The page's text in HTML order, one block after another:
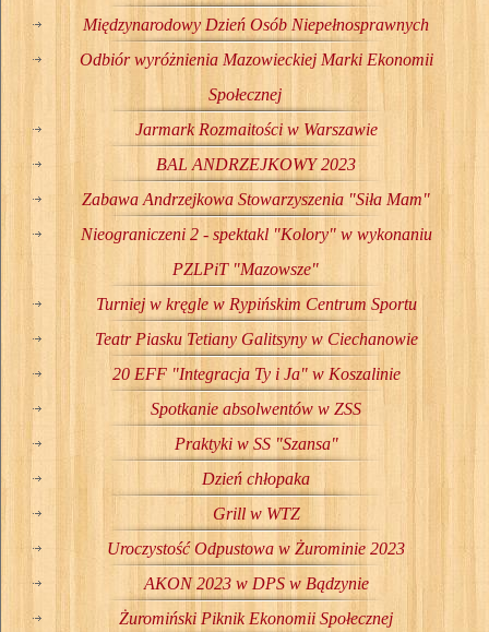
Międzynarodowy Dzień Osób Niepełnosprawnych
Odbiór wyróżnienia Mazowieckiej Marki Ekonomii
Społecznej
Jarmark Rozmaitości w Warszawie
BAL ANDRZEJKOWY 2023
Zabawa Andrzejkowa Stowarzyszenia "Siła Mam"
Nieograniczeni 2 - spektakl "Kolory" w wykonaniu
PZLPiT "Mazowsze"
Turniej w kręgle w Rypińskim Centrum Sportu
Teatr Piasku Tetiany Galitsyny w Ciechanowie
20 EFF "Integracja Ty i Ja" w Koszalinie
Spotkanie absolwentów w ZSS
Praktyki w SS "Szansa"
Dzień chłopaka
Grill w WTZ
Uroczystość Odpustowa w Żurominie 2023
AKON 2023 w DPS w Bądzynie
Żuromiński Piknik Ekonomii Społecznej